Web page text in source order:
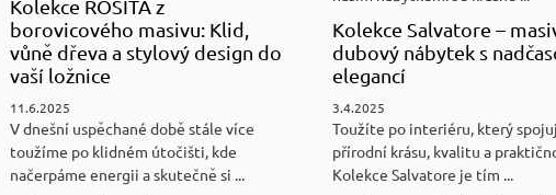
Kolekce ROSITA z
borovicového masivu: Klid,
vůně dřeva a stylový design do
vaší ložnice
11.6.2025
V dnešní uspěchané době stále více
toužíme po klidném útočišti, kde
načerpáme energii a skutečně si ...
Kolekce Salvatore –
dubový nábytek s
elegancí
3.4.2025
Toužíte po interiéru, který
přírodní krásu, kvalitu a
Kolekce Salvatore je tím ...